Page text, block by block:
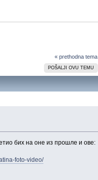
« prethodna tema
POŠALJI OVU TEMU
бих на оне из прошле и ове:
foto-video/